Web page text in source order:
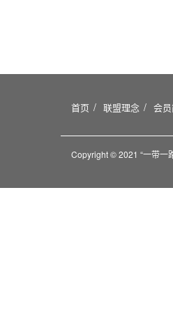
首页 联盟理念 会
Copyright © 2021 “一带一